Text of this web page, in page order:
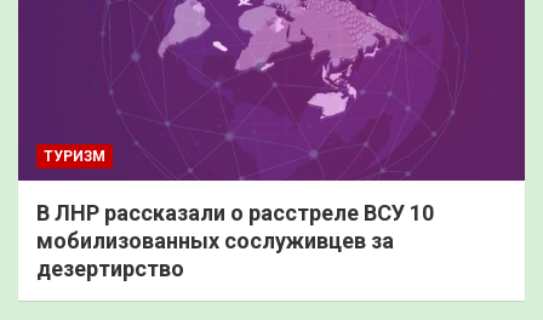
ТУРИЗМ
В ЛНР рассказали о расстреле ВСУ 10
мобилизованных сослуживцев за
дезертирство